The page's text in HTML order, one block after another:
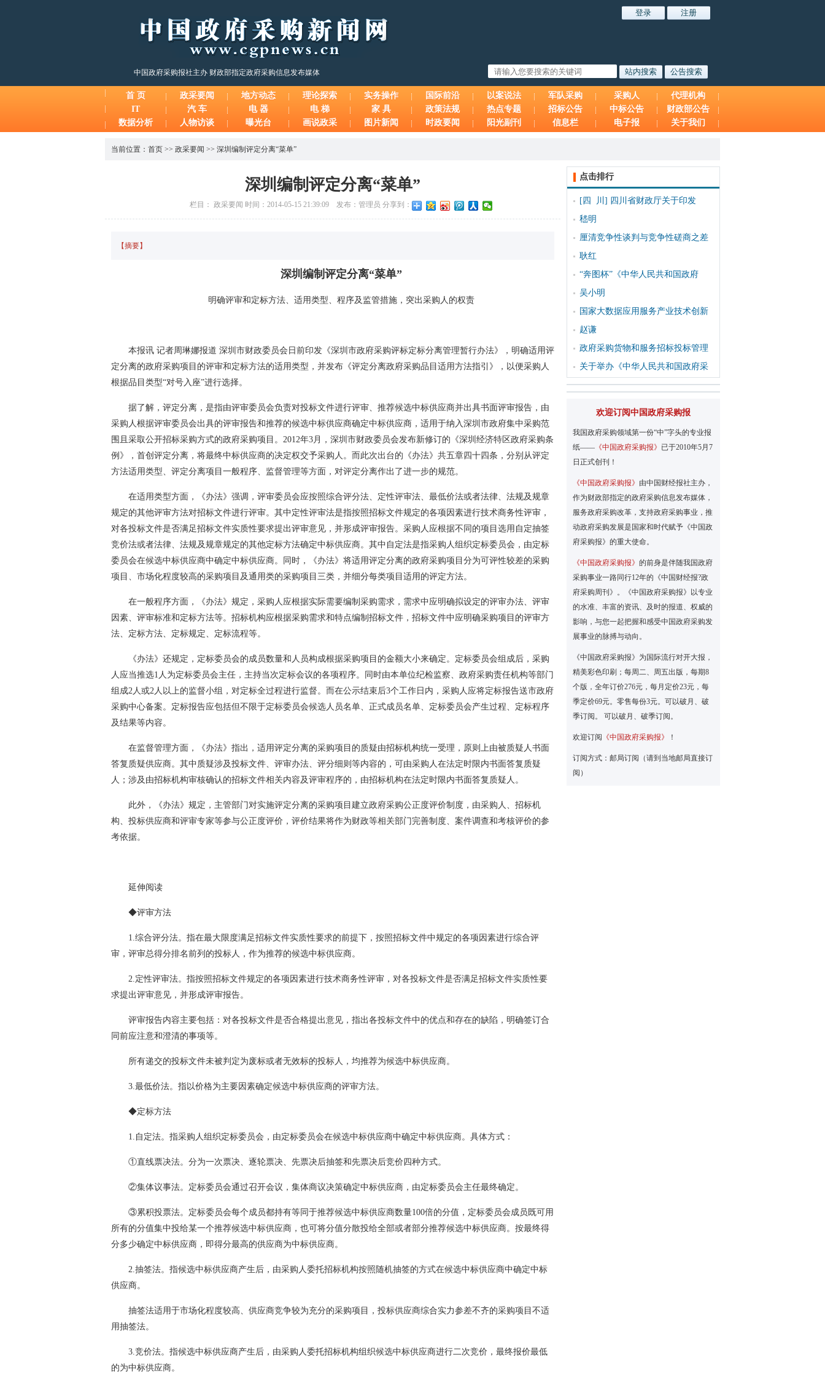
中国政府采购报社主办 财政部指定政府采购信息发布媒体
首 页 政采要闻 地方动态 理论探索 实务操作 国际前沿 以案说法 军队采购 采购人
代理机构
IT
汽 车 电 器 电 梯 家 具 政策法规 热点专题 招标公告 中标公告
财政部公告
数据分析
人物访谈 曝光台 画说政采 图片新闻 时政要闻 阳光副刊 信息栏 电子报 关于我们
当前位置： 首页 >> 政采要闻 >> 深圳编制评定分离“菜单”
深圳编制评定分离“菜单”
栏目： 政采要闻 时间：2014-05-15 21:39:09 发布：管理员 分享到：
【摘要】
深圳编制评定分离“菜单”
明确评审和定标方法、适用类型、程序及监管措施，突出采购人的权责
本报讯 记者周琳娜报道 深圳市财政委员会日前印发《深圳市政府采购评标定标分离管理暂行办法》，明确适用评
定分离的政府采购项目的评审和定标方法的适用类型，并发布《评定分离政府采购品目适用方法指引》，以便采购人
根据品目类型“对号入座”进行选择。
据了解，评定分离，是指由评审委员会负责对投标文件进行评审、推荐候选中标供应商并出具书面评审报告，由
采购人根据评审委员会出具的评审报告和推荐的候选中标供应商确定中标供应商，适用于纳入深圳市政府集中采购范
围且采取公开招标采购方式的政府采购项目。2012年3月，深圳市财政委员会发布新修订的《深圳经济特区政府采购条
例》，首创评定分离，将最终中标供应商的决定权交予采购人。而此次出台的《办法》共五章四十四条，分别从评定
方法适用类型、评定分离项目一般程序、监督管理等方面，对评定分离作出了进一步的规范。
在适用类型方面，《办法》强调，评审委员会应按照综合评分法、定性评审法、最低价法或者法律、法规及规章
规定的其他评审方法对招标文件进行评审。其中定性评审法是指按照招标文件规定的各项因素进行技术商务性评审，
对各投标文件是否满足招标文件实质性要求提出评审意见，并形成评审报告。采购人应根据不同的项目选用自定抽签
竞价法或者法律、法规及规章规定的其他定标方法确定中标供应商。其中自定法是指采购人组织定标委员会，由定标
委员会在候选中标供应商中确定中标供应商。同时，《办法》将适用评定分离的政府采购项目分为可评性较差的采购
项目、市场化程度较高的采购项目及通用类的采购项目三类，并细分每类项目适用的评定方法。
在一般程序方面，《办法》规定，采购人应根据实际需要编制采购需求，需求中应明确拟设定的评审办法、评审
因素、评审标准和定标方法等。招标机构应根据采购需求和特点编制招标文件，招标文件中应明确采购项目的评审方
法、定标方法、定标规定、定标流程等。
《办法》还规定，定标委员会的成员数量和人员构成根据采购项目的金额大小来确定。定标委员会组成后，采购
人应当推选1人为定标委员会主任，主持当次定标会议的各项程序。同时由本单位纪检监察、政府采购责任机构等部门
组成2人或2人以上的监督小组，对定标全过程进行监督。而在公示结束后3个工作日内，采购人应将定标报告送市政府
采购中心备案。定标报告应包括但不限于定标委员会候选人员名单、正式成员名单、定标委员会产生过程、定标程序
及结果等内容。
在监督管理方面，《办法》指出，适用评定分离的采购项目的质疑由招标机构统一受理，原则上由被质疑人书面
答复质疑供应商。其中质疑涉及投标文件、评审办法、评分细则等内容的，可由采购人在法定时限内书面答复质疑
人；涉及由招标机构审核确认的招标文件相关内容及评审程序的，由招标机构在法定时限内书面答复质疑人。
此外，《办法》规定，主管部门对实施评定分离的采购项目建立政府采购公正度评价制度，由采购人、招标机
构、投标供应商和评审专家等参与公正度评价，评价结果将作为财政等相关部门完善制度、案件调查和考核评价的参
考依据。
延伸阅读
◆评审方法
1.综合评分法。指在最大限度满足招标文件实质性要求的前提下，按照招标文件中规定的各项因素进行综合评
审，评审总得分排名前列的投标人，作为推荐的候选中标供应商。
2.定性评审法。指按照招标文件规定的各项因素进行技术商务性评审，对各投标文件是否满足招标文件实质性要
求提出评审意见，并形成评审报告。
评审报告内容主要包括：对各投标文件是否合格提出意见，指出各投标文件中的优点和存在的缺陷，明确签订合
同前应注意和澄清的事项等。
所有递交的投标文件未被判定为废标或者无效标的投标人，均推荐为候选中标供应商。
3.最低价法。指以价格为主要因素确定候选中标供应商的评审方法。
◆定标方法
1.自定法。指采购人组织定标委员会，由定标委员会在候选中标供应商中确定中标供应商。具体方式：
①直线票决法。分为一次票决、逐轮票决、先票决后抽签和先票决后竞价四种方式。
②集体议事法。定标委员会通过召开会议，集体商议决策确定中标供应商，由定标委员会主任最终确定。
③累积投票法。定标委员会每个成员都持有等同于推荐候选中标供应商数量100倍的分值，定标委员会成员既可用
所有的分值集中投给某一个推荐候选中标供应商，也可将分值分散投给全部或者部分推荐候选中标供应商。按最终得
分多少确定中标供应商，即得分最高的供应商为中标供应商。
2.抽签法。指候选中标供应商产生后，由采购人委托招标机构按照随机抽签的方式在候选中标供应商中确定中标
供应商。
抽签法适用于市场化程度较高、供应商竞争较为充分的采购项目，投标供应商综合实力参差不齐的采购项目不适
用抽签法。
3.竞价法。指候选中标供应商产生后，由采购人委托招标机构组织候选中标供应商进行二次竞价，最终报价最低
的为中标供应商。
点击排行
[四 川] 四川省财政厅关于印发
嵇明
厘清竞争性谈判与竞争性磋商之差
耿红
“奔图杯”《中华人民共和国政府
吴小明
国家大数据应用服务产业技术创新
赵谦
政府采购货物和服务招标投标管理
关于举办《中华人民共和国政府采
欢迎订阅中国政府采购报
我国政府采购领域第一份“中”字头的专业报
纸—— 《中国政府采购报》 已于2010年5月7
日正式创刊！
《中国政府采购报》 由中国财经报社主办，
作为财政部指定的政府采购信息发布媒体，
服务政府采购改革，支持政府采购事业，推
动政府采购发展是国家和时代赋予《中国政
府采购报》的重大使命。
《中国政府采购报》 的前身是伴随我国政府
采购事业一路同行12年的《中国财经报?政
府采购周刊》。《中国政府采购报》以专业
的水准、丰富的资讯、及时的报道、权威的
影响，与您一起把握和感受中国政府采购发
展事业的脉搏与动向。
《中国政府采购报》为国际流行对开大报，
精美彩色印刷；每周二、周五出版，每期8
个版，全年订价276元，每月定价23元，每
季定价69元。零售每份3元。可以破月、破
季订阅。 可以破月、破季订阅。
欢迎订阅 《中国政府采购报》 ！
订阅方式：邮局订阅（请到当地邮局直接订
阅）